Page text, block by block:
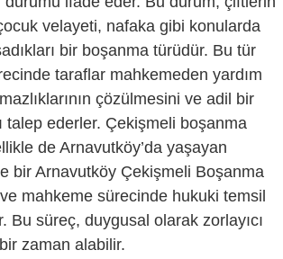
velayeti, nafaka gibi konularda
bir boşanma türüdür. Bu tür
taraflar mahkemeden yardım
çözülmesini ve adil bir
talep ederler. Çekişmeli boşanma
de Arnavutköy’da yaşayan
bir Arnavutköy Çekişmeli Boşanma
mahkeme sürecinde hukuki temsil
Bu süreç, duygusal olarak zorlayıcı
zaman alabilir.